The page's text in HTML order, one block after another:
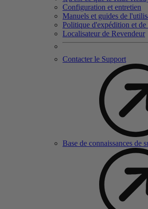
Configuration et entretien
Manuels et guides de
Politique d'expédition et de
Localisateur de Revendeur
Contacter le Support
Base de connaissances de